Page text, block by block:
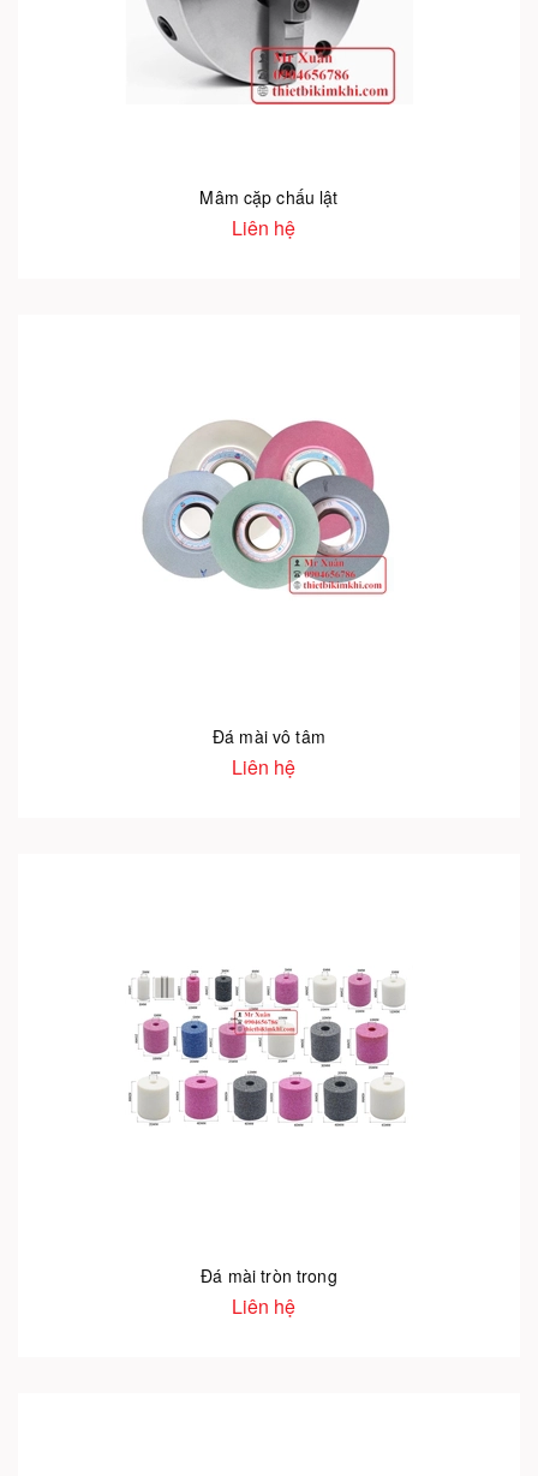
Mâm cặp chấu lật
Liên hệ
Đá mài vô tâm
Liên hệ
Đá mài tròn trong
Liên hệ